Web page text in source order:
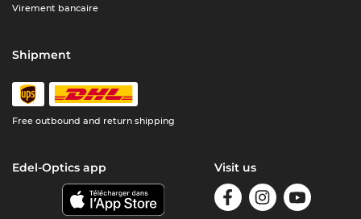
Virement bancaire
Shipment
Free outbound and return shipping
Edel-Optics app Visit us